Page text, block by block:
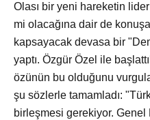
Olası bir yeni hareketin
mi olacağına dair de
kapsayacak devasa bir
yaptı. Özgür Özel ile
özünün bu olduğunu
şu sözlerle tamamladı:
birleşmesi gerekiyor. Genel